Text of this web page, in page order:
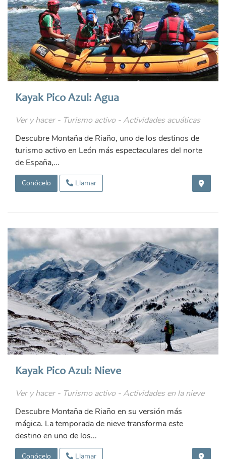
Kayak Pico Azul: Agua
Ver y hacer - Turismo activo - Actividades acuáticas
Descubre Montaña de Riaño, uno de los destinos de
turismo activo en León más espectaculares del norte
de España,...
Conócelo Llamar
Kayak Pico Azul: Nieve
Ver y hacer - Turismo activo - Actividades en la nieve
Descubre Montaña de Riaño en su versión más
mágica. La temporada de nieve transforma este
destino en uno de los...
Conócelo Llamar